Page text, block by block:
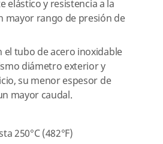
elástico y resistencia a la
mayor rango de presión de
el tubo de acero inoxidable
diámetro exterior y
su menor espesor de
mayor caudal.
250°C (482°F)